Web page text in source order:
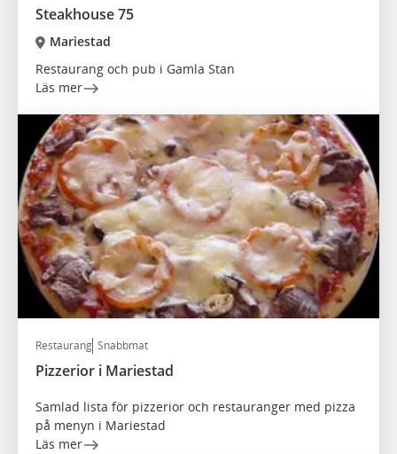
Steakhouse 75
Mariestad
Restaurang och pub i Gamla Stan
Läs mer
Restaurang Snabbmat
Pizzerior i Mariestad
Samlad lista för pizzerior och restauranger med pizza
på menyn i Mariestad
Läs mer